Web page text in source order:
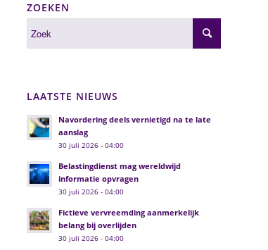
ZOEKEN
LAATSTE NIEUWS
Navordering deels vernietigd na te late
aanslag
30 juli 2026 - 04:00
Belastingdienst mag wereldwijd
informatie opvragen
30 juli 2026 - 04:00
Fictieve vervreemding aanmerkelijk
belang bij overlijden
30 juli 2026 - 04:00